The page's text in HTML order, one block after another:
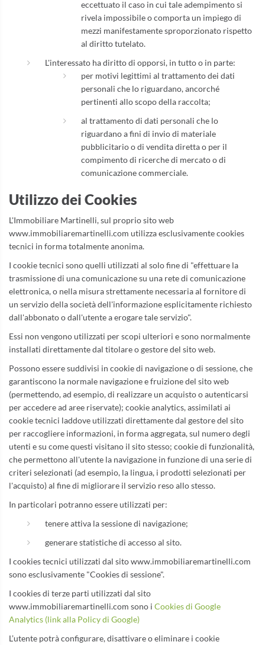
eccettuato il caso in cui tale adempimento si
rivela impossibile o comporta un impiego di
mezzi manifestamente sproporzionato rispetto
al diritto tutelato.
L'interessato ha diritto di opporsi, in tutto o in parte:
per motivi legittimi al trattamento dei dati
personali che lo riguardano, ancorché
pertinenti allo scopo della raccolta;
al trattamento di dati personali che lo
riguardano a fini di invio di materiale
pubblicitario o di vendita diretta o per il
compimento di ricerche di mercato o di
comunicazione commerciale.
Utilizzo dei Cookies
L'Immobiliare Martinelli, sul proprio sito web
www.immobiliaremartinelli.com utilizza esclusivamente cookies
tecnici in forma totalmente anonima.
I cookie tecnici sono quelli utilizzati al solo fine di "effettuare la
trasmissione di una comunicazione su una rete di comunicazione
elettronica, o nella misura strettamente necessaria al fornitore di
un servizio della società dell'informazione esplicitamente richiesto
dall'abbonato o dall'utente a erogare tale servizio".
Essi non vengono utilizzati per scopi ulteriori e sono normalmente
installati direttamente dal titolare o gestore del sito web.
Possono essere suddivisi in cookie di navigazione o di sessione, che
garantiscono la normale navigazione e fruizione del sito web
(permettendo, ad esempio, di realizzare un acquisto o autenticarsi
per accedere ad aree riservate); cookie analytics, assimilati ai
cookie tecnici laddove utilizzati direttamente dal gestore del sito
per raccogliere informazioni, in forma aggregata, sul numero degli
utenti e su come questi visitano il sito stesso; cookie di funzionalità,
che permettono all'utente la navigazione in funzione di una serie di
criteri selezionati (ad esempio, la lingua, i prodotti selezionati per
l'acquisto) al fine di migliorare il servizio reso allo stesso.
In particolari potranno essere utilizzati per:
tenere attiva la sessione di navigazione;
generare statistiche di accesso al sito.
I cookies tecnici utilizzati dal sito www.immobiliaremartinelli.com
sono esclusivamente "Cookies di sessione".
I cookies di terze parti utilizzati dal sito
www.immobiliaremartinelli.com sono i Cookies di Google
Analytics (link alla Policy di Google)
L’utente potrà configurare, disattivare o eliminare i cookie